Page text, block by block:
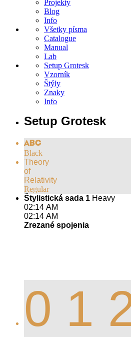
Projekty
Blog
Info
Všetky písma
Catalogue
Manual
Lab
Setup Grotesk
Vzorník
Štýly
Znaky
Info
Setup Grotesk
ABC
Black
Theory
of
Relativity
Regular
Štylistická sada 1 Heavy
02:14 AM
02:14 AM
Zrezané spojenia
0 1